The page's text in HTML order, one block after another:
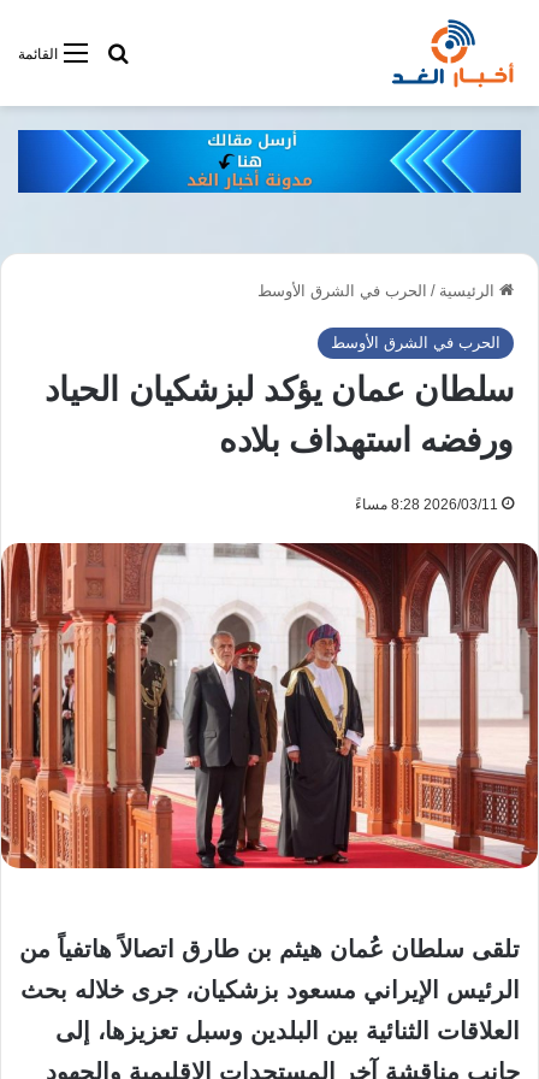
القائمةأبحت فى
الرئيسية / الحرب في الشرق الأوسط
الحرب في الشرق الأوسط
سلطان عمان يؤكد لبزشكيان الحياد
ورفضه استهداف بلاده
2026/03/11 8:28 مساءً
تلقى سلطان عُمان هيثم بن طارق اتصالاً هاتفياً من
الرئيس الإيراني مسعود بزشكيان، جرى خلاله بحث
العلاقات الثنائية بين البلدين وسبل تعزيزها، إلى
جانب مناقشة آخر المستجدات الإقليمية والجهود